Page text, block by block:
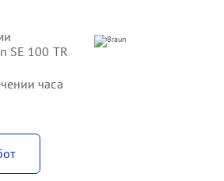
SE 100 TR
часа